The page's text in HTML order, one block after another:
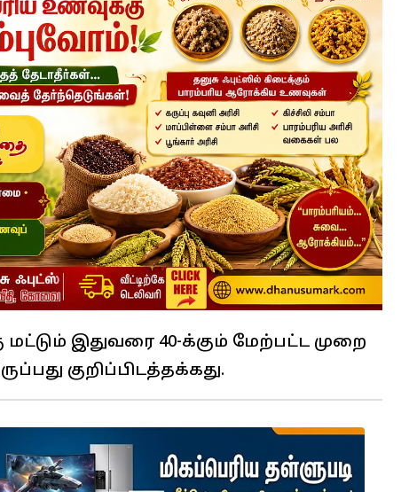
இதுவரை 40-க்கும் மேற்பட்ட முறை
குறிப்பிடத்தக்கது.